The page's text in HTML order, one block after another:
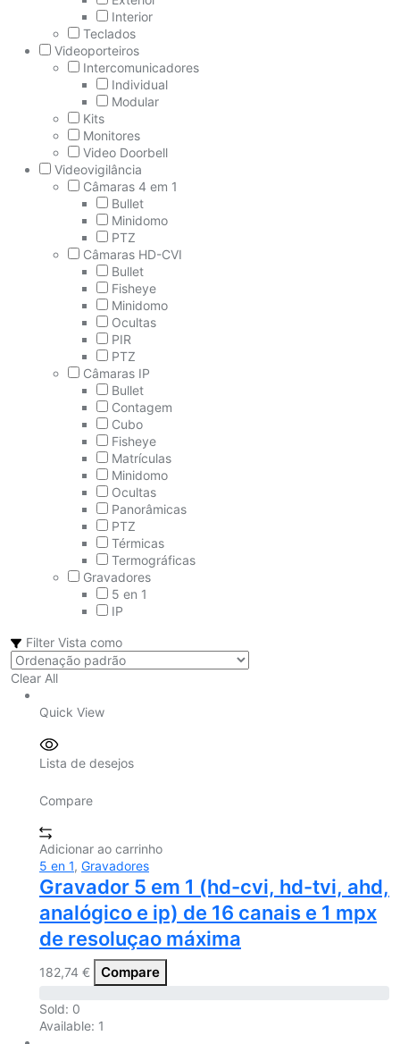
Interior
Teclados
Videoporteiros
Intercomunicadores
Individual
Modular
Kits
Monitores
Video Doorbell
Videovigilância
Câmaras 4 em 1
Bullet
Minidomo
PTZ
Câmaras HD-CVI
Bullet
Fisheye
Minidomo
Ocultas
PIR
PTZ
Câmaras IP
Bullet
Contagem
Cubo
Fisheye
Matrículas
Minidomo
Ocultas
Panorâmicas
PTZ
Térmicas
Termográficas
Gravadores
5 en 1
IP
Filter Vista como
Clear All
Quick View
Lista de desejos
Compare
Adicionar ao carrinho
5 en 1, Gravadores
Gravador 5 em 1 (hd-cvi, hd-tvi, ahd,
analógico e ip) de 16 canais e 1 mpx
de resoluçao máxima
182,74 € Compare
Sold: 0
Available: 1